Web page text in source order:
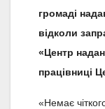
громаді
відколи
«Центр
працівниці
«Немає